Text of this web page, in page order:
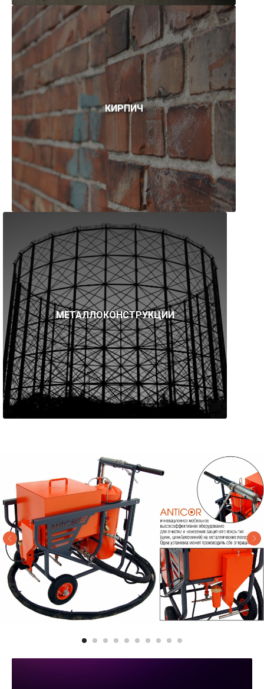
КИРПИЧ
МЕТАЛЛОКОНСТРУКЦИИ